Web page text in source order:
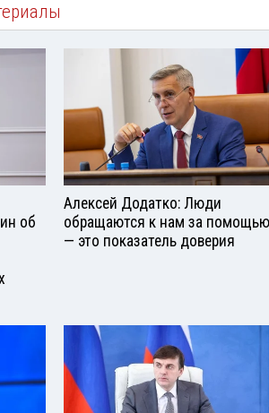
об
Алексей Додатко: Люди
обращаются к нам за помощью
— это показатель доверия